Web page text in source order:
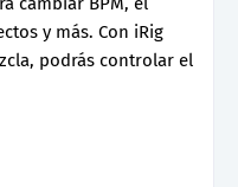
y más. Con iRig
podrás controlar el